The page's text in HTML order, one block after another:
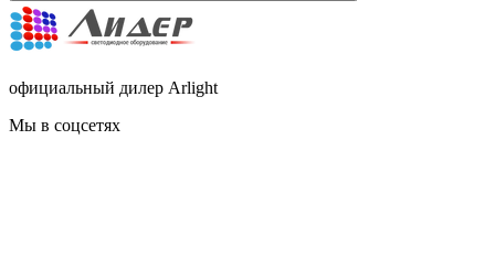
официальный дилер Arlight
Мы в соцсетях